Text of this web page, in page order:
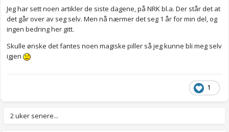
Jeg har sett noen artikler de siste dagene, på NRK bl.a. Der står det at
det går over av seg selv. Men nå nærmer det seg 1 år for min del, og
ingen bedring her gitt.
Skulle ønske det fantes noen magiske piller så jeg kunne bli meg selv
igjen
1
2 uker senere...